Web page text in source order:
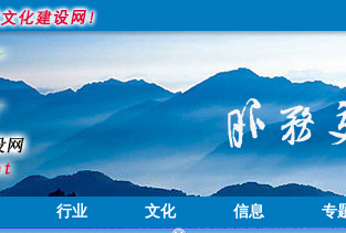
行业 文化 信息 专